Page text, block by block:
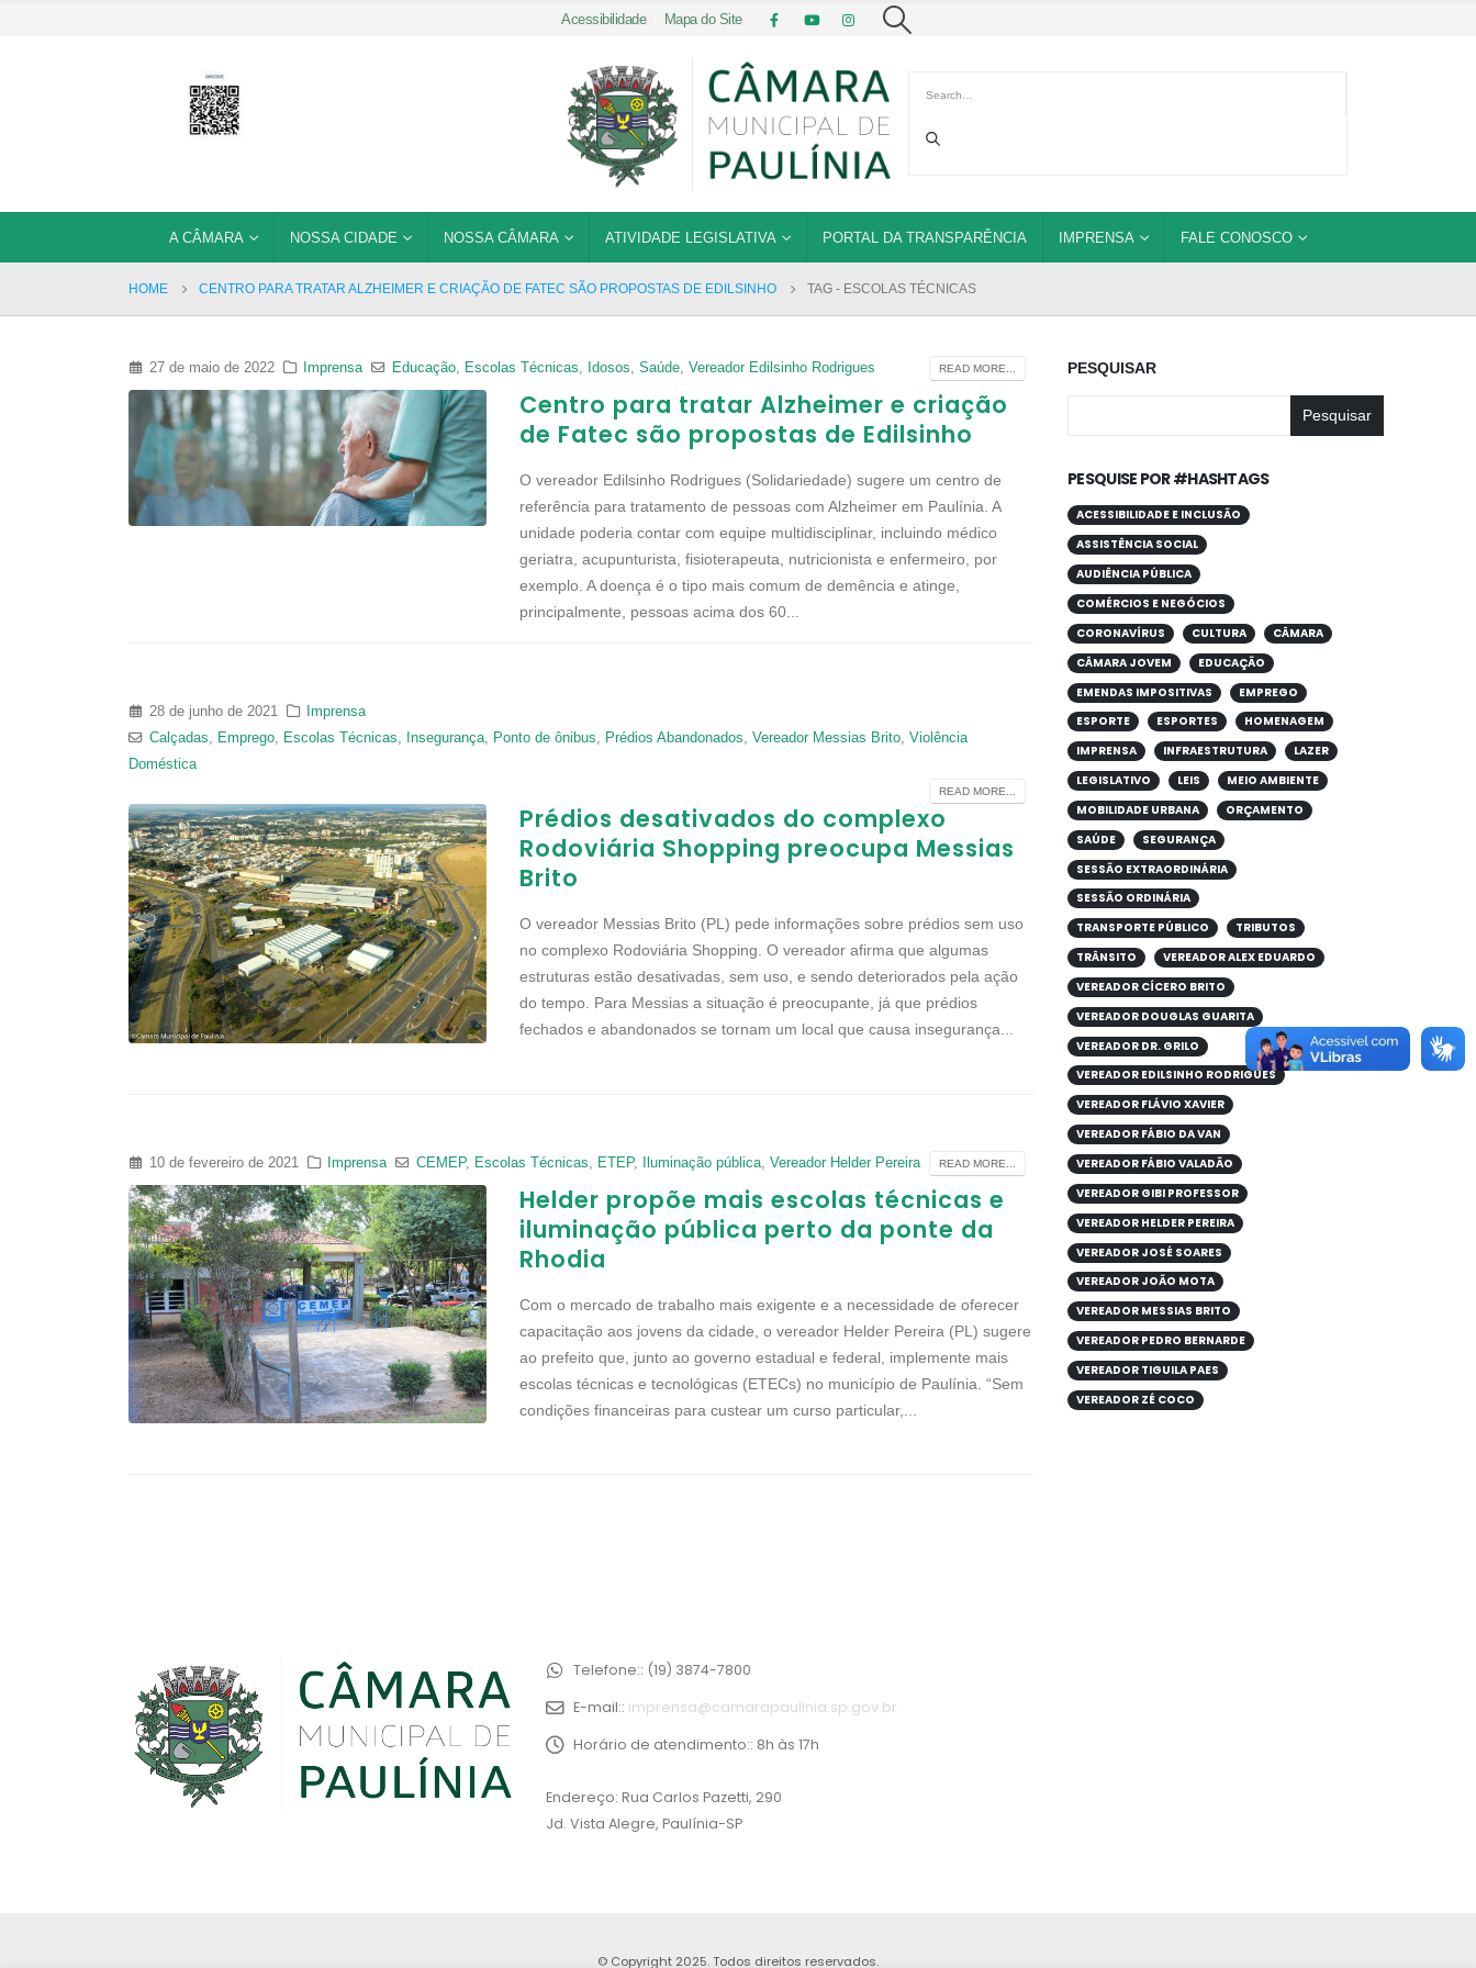
Acessibilidade| Mapa do Site
A CÂMARA NOSSA CIDADE NOSSA CÂMARA ATIVIDADE LEGISLATIVA PORTAL DA TRANSPARÊNCIA IMPRENSA FALE CONOSCO
HOME CENTRO PARA TRATAR ALZHEIMER E CRIAÇÃO DE FATEC SÃO PROPOSTAS DE EDILSINHO TAG - ESCOLAS TÉCNICAS
27 de maio de 2022 Imprensa Educação, Escolas Técnicas, Idosos, Saúde, Vereador Edilsinho Rodrigues READ MORE...
Centro para tratar Alzheimer e criação
de Fatec são propostas de Edilsinho
O vereador Edilsinho Rodrigues (Solidariedade) sugere um centro de
referência para tratamento de pessoas com Alzheimer em Paulínia. A
unidade poderia contar com equipe multidisciplinar, incluindo médico
geriatra, acupunturista, fisioterapeuta, nutricionista e enfermeiro, por
exemplo. A doença é o tipo mais comum de demência e atinge,
principalmente, pessoas acima dos 60...
28 de junho de 2021
Imprensa
Calçadas, Emprego, Escolas Técnicas, Insegurança, Ponto de ônibus, Prédios Abandonados, Vereador Messias Brito, Violência
Doméstica
READ MORE...
Prédios desativados do complexo
Rodoviária Shopping preocupa Messias
Brito
O vereador Messias Brito (PL) pede informações sobre prédios sem uso
no complexo Rodoviária Shopping. O vereador afirma que algumas
estruturas estão desativadas, sem uso, e sendo deteriorados pela ação
do tempo. Para Messias a situação é preocupante, já que prédios
fechados e abandonados se tornam um local que causa insegurança...
10 de fevereiro de 2021 Imprensa CEMEP, Escolas Técnicas ETEP, Iluminação pública, Vereador Helder Pereira READ MORE...
Helder propõe mais escolas técnicas e
iluminação pública perto da ponte da
Rhodia
Com o mercado de trabalho mais exigente e a necessidade de oferecer
capacitação aos jovens da cidade, o vereador Helder Pereira (PL) sugere
ao prefeito que, junto ao governo estadual e federal, implemente mais
escolas técnicas e tecnológicas (ETECs) no município de Paulínia. “Sem
condições financeiras para custear um curso particular,...
PESQUISAR
Pesquisar
PESQUISE POR #HASHTAGS
ACESSIBILIDADE E INCLUSÃO
ASSISTÊNCIA SOCIAL
AUDIÊNCIA PÚBLICA
COMÉRCIOS E NEGÓCIOS
CORONAVÍRUS
CULTURA
CÂMARA
CÂMARA JOVEM
EDUCAÇÃO
EMENDAS IMPOSITIVAS
EMPREGO
ESPORTE
ESPORTES
HOMENAGEM
IMPRENSA
INFRAESTRUTURA
LAZER
LEGISLATIVO
LEIS
MEIO AMBIENTE
MOBILIDADE URBANA
ORÇAMENTO
SAÚDE
SEGURANÇA
SESSÃO EXTRAORDINÁRIA
SESSÃO ORDINÁRIA
TRANSPORTE PÚBLICO
TRIBUTOS
TRÂNSITO
VEREADOR ALEX EDUARDO
VEREADOR CÍCERO BRITO
VEREADOR DOUGLAS GUARITA
VEREADOR DR. GRILO
VEREADOR EDILSINHO RODRIGUES
VEREADOR FLÁVIO XAVIER
VEREADOR FÁBIO DA VAN
VEREADOR FÁBIO VALADÃO
VEREADOR GIBI PROFESSOR
VEREADOR HELDER PEREIRA
VEREADOR JOSÉ SOARES
VEREADOR JOÃO MOTA
VEREADOR MESSIAS BRITO
VEREADOR PEDRO BERNARDE
VEREADOR TIGUILA PAES
VEREADOR ZÉ COCO
Telefone:: (19) 3874-7800
E-mail:: imprensa@camarapaulinia.sp.gov.br
Horário de atendimento:: 8h às 17h
Endereço: Rua Carlos Pazetti, 290
Jd. Vista Alegre, Paulínia-SP
© Copyright 2025. Todos direitos reservados.